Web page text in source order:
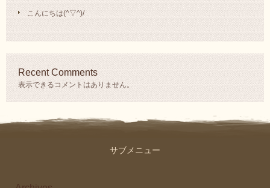
こんにちは(^▽^)/
Recent Comments
表示できるコメントはありません。
サブメニュー